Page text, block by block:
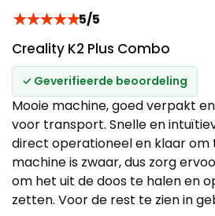
★★★★★5/5
Creality K2 Plus Combo
✓ Geverifieerde beoordeling
Mooie machine, goed verpakt
voor transport. Snelle en
direct operationeel en klaar om
machine is zwaar, dus zorg
om het uit de doos te halen en
zetten. Voor de rest te zien in